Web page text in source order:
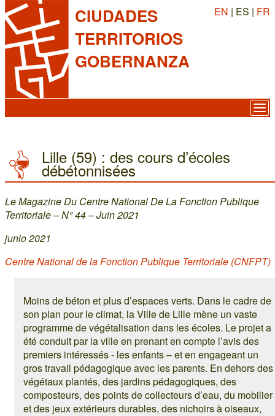
CIUDADES
TERRITORIOS
GOBERNANZA
EN | ES | FR
Lille (59) : des cours d’écoles
débétonnisées
Le Magazine Du Centre National De La Fonction Publique
Territoriale – N° 44 – Juin 2021
junio 2021
Centre National de la Fonction Publique Territoriale (CNFPT)
Moins de béton et plus d’espaces verts. Dans le cadre de
son plan pour le climat, la Ville de Lille mène un vaste
programme de végétalisation dans les écoles. Le projet a
été conduit par la ville en prenant en compte l’avis des
premiers intéressés - les enfants – et en engageant un
gros travail pédagogique avec les parents. En dehors des
végétaux plantés, des jardins pédagogiques, des
composteurs, des points de collecteurs d’eau, du mobilier
et des jeux extérieurs durables, des nichoirs à oiseaux,